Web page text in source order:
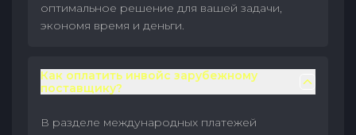
оптимальное решение для вашей задачи,
экономя время и деньги.
Как оплатить инвойс зарубежному
поставщику?
В разделе международных платежей